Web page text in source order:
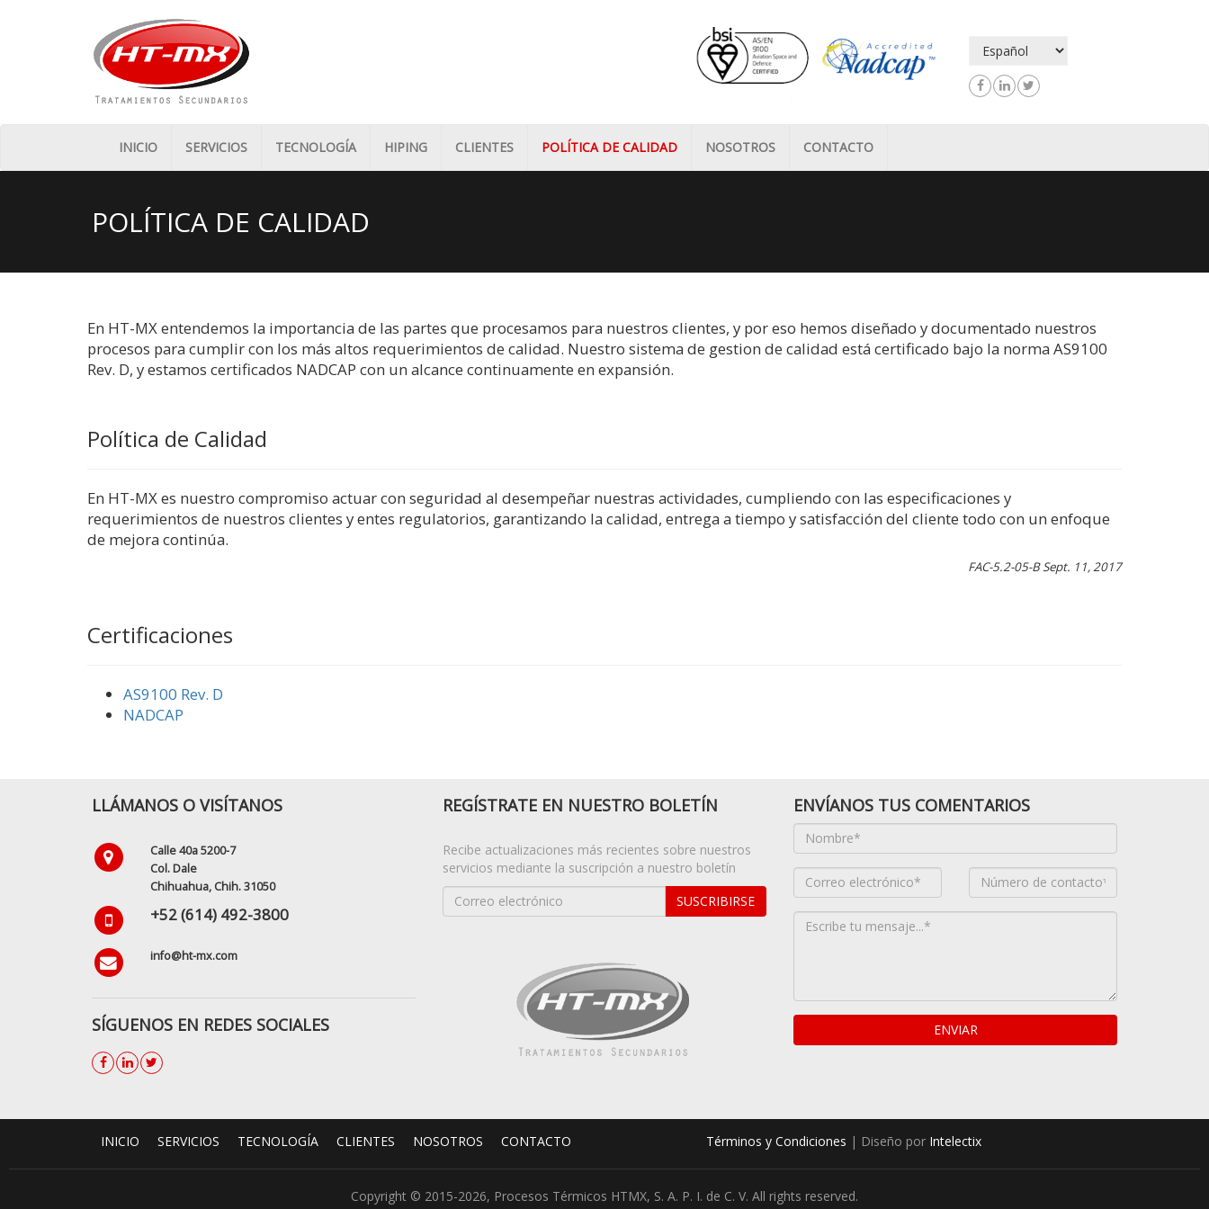
INICIO SERVICIOS TECNOLOGÍA HIPING CLIENTES POLÍTICA DE CALIDAD NOSOTROS CONTACTO
POLÍTICA DE CALIDAD
En HT-MX entendemos la importancia de las partes que procesamos para nuestros clientes, y por eso hemos diseñado y documentado nuestros
procesos para cumplir con los más altos requerimientos de calidad. Nuestro sistema de gestion de calidad está certificado bajo la norma AS9100
Rev. D, y estamos certificados NADCAP con un alcance continuamente en expansión.
Política de Calidad
En HT-MX es nuestro compromiso actuar con seguridad al desempeñar nuestras actividades, cumpliendo con las especificaciones y
requerimientos de nuestros clientes y entes regulatorios, garantizando la calidad, entrega a tiempo y satisfacción del cliente todo con un enfoque
de mejora continúa.
FAC-5.2-05-B Sept. 11, 2017
Certificaciones
AS9100 Rev. D
NADCAP
LLÁMANOS O VISÍTANOS
Calle 40a 5200-7
Col. Dale
Chihuahua, Chih. 31050
+52 (614) 492-3800
info@ht-mx.com
SÍGUENOS EN REDES SOCIALES
REGÍSTRATE EN NUESTRO BOLETÍN
Recibe actualizaciones más recientes sobre nuestros
servicios mediante la suscripción a nuestro boletín
SUSCRIBIRSE
ENVÍANOS TUS COMENTARIOS
ENVIAR
INICIO SERVICIOS TECNOLOGÍA CLIENTES NOSOTROS CONTACTO Términos y Condiciones | Diseño por Intelectix
Copyright © 2015-2026, Procesos Térmicos HTMX, S. A. P. I. de C. V. All rights reserved.